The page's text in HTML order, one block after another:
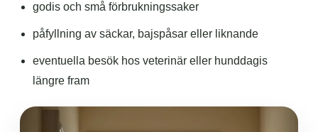
godis och små förbrukningssaker
påfyllning av säckar, bajspåsar eller liknande
eventuella besök hos veterinär eller hunddagis
längre fram